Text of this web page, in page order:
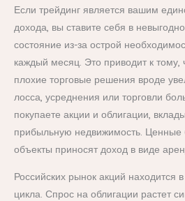
Если трейдинг является вашим
дохода, вы ставите себя в
состояние из-за острой
каждый месяц. Это приводит к тому,
плохие торговые решения вроде
лосса, усреднения или торговли
покупаете акции и облигации,
прибыльную недвижимость. Ценные
объекты приносят доход в виде
Российских рынок акций находится
цикла. Спрос на облигации растет